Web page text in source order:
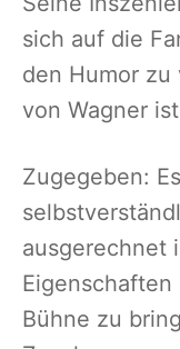
sich auf die
den Humor zu
von Wagner
Zugegeben:
ausgerechnet
Bühne zu